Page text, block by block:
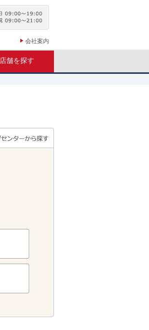
会社案内
店舗を探す